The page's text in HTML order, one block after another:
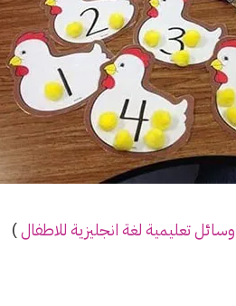
وسائلتعليمية لغة انجليزية للاطفال)